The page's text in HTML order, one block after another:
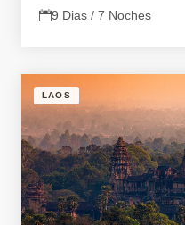
9 Dias / 7 Noches
LAOS